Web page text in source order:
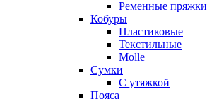
Ременные пряжки
Кобуры
Пластиковые
Текстильные
Molle
Сумки
С утяжкой
Пояса